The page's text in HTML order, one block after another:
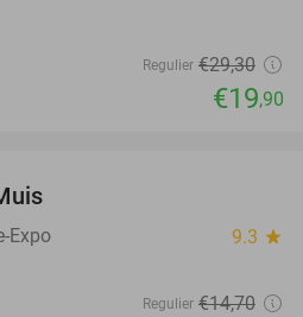
Regulier €29,30
€19,90
Expo 9.3 star
Regulier €14,70